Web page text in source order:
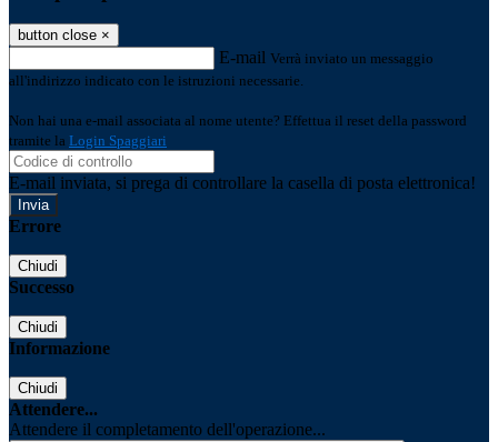
button close ×
E-mail Verrà inviato un messaggio
all'indirizzo indicato con le istruzioni necessarie.
Non hai una e-mail associata al nome utente? Effettua il reset della password
tramite la Login Spaggiari
E-mail inviata, si prega di controllare la casella di posta elettronica!
Errore
Chiudi
Successo
Chiudi
Informazione
Chiudi
Attendere...
Attendere il completamento dell'operazione...